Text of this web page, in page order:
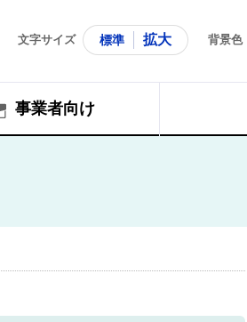
文字サイズ 標準 拡大 背景色
事業者向け